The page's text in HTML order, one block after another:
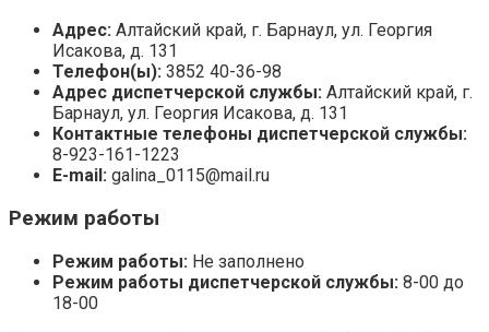
Адрес: Алтайский край, г. Барнаул, ул. Георгия
Исакова, д. 131
Телефон(ы): 3852 40-36-98
Адрес диспетчерской службы: Алтайский край, г.
Барнаул, ул. Георгия Исакова, д. 131
Контактные телефоны диспетчерской службы:
8-923-161-1223
E-mail: galina_0115@mail.ru
Режим работы
Режим работы: Не заполнено
Режим работы диспетчерской службы: 8-00 до
18-00